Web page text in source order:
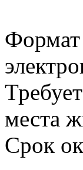
Формат
места
Срок